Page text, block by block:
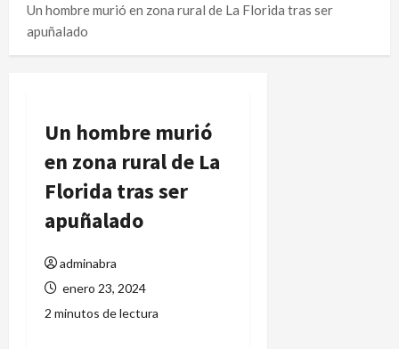
Un hombre murió en zona rural de La Florida tras ser
apuñalado
Un hombre murió
en zona rural de La
Florida tras ser
apuñalado
adminabra
enero 23, 2024
2 minutos de lectura